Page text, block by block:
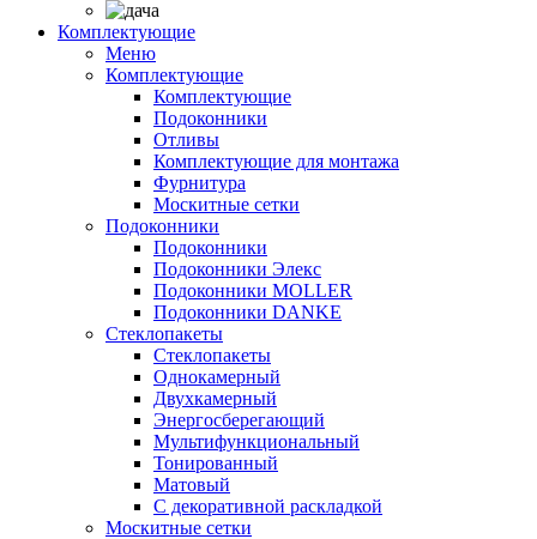
Комплектующие
Меню
Комплектующие
Комплектующие
Подоконники
Отливы
Комплектующие для монтажа
Фурнитура
Москитные сетки
Подоконники
Подоконники
Подоконники Элекс
Подоконники MOLLER
Подоконники DANKE
Стеклопакеты
Стеклопакеты
Однокамерный
Двухкамерный
Энергосберегающий
Мультифункциональный
Тонированный
Матовый
С декоративной раскладкой
Москитные сетки